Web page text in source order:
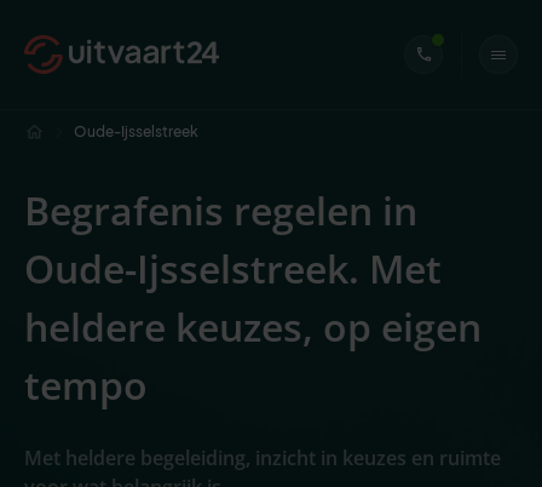
Oude-Ijsselstreek
Begrafenis regelen in
Oude-Ijsselstreek. Met
heldere keuzes, op eigen
tempo
Met heldere begeleiding, inzicht in keuzes en ruimte